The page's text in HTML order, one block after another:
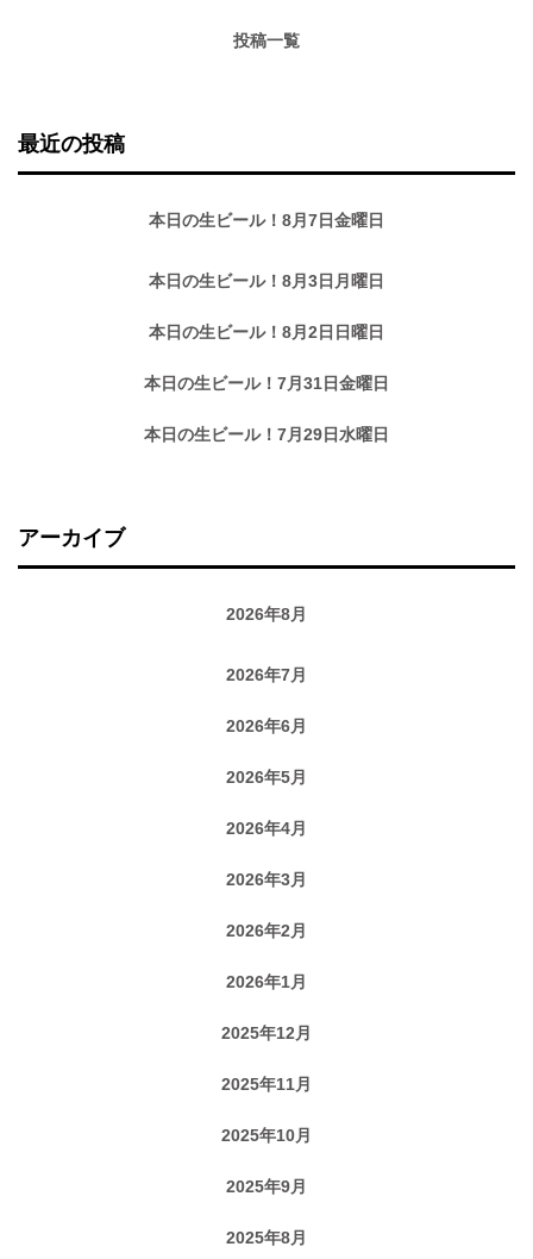
投稿一覧
最近の投稿
本日の生ビール！8月7日金曜日
本日の生ビール！8月3日月曜日
本日の生ビール！8月2日日曜日
本日の生ビール！7月31日金曜日
本日の生ビール！7月29日水曜日
アーカイブ
2026年8月
2026年7月
2026年6月
2026年5月
2026年4月
2026年3月
2026年2月
2026年1月
2025年12月
2025年11月
2025年10月
2025年9月
2025年8月